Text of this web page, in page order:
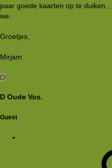
paar goede kaarten op te
we.
Groetjes,
Mirjam
D
D Oude Vos.
Guest